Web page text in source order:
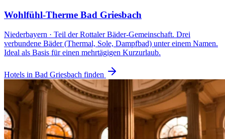
Wohlfühl-Therme Bad Griesbach
Niederbayern · Teil der Rottaler Bäder-Gemeinschaft. Drei
verbundene Bäder (Thermal, Sole, Dampfbad) unter einem Namen.
Ideal als Basis für einen mehrtägigen Kurzurlaub.
Hotels in Bad Griesbach finden